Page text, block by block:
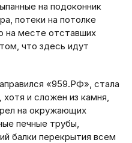
на подоконник
потеки на потолке
на месте отставших
что здесь идут
«959.РФ», стала
хотя и сложен из камня,
на окружающих
печные трубы,
балки перекрытия всем